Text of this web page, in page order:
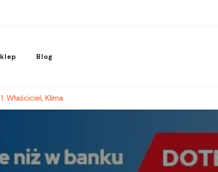
Blog
Właściciel, Klima